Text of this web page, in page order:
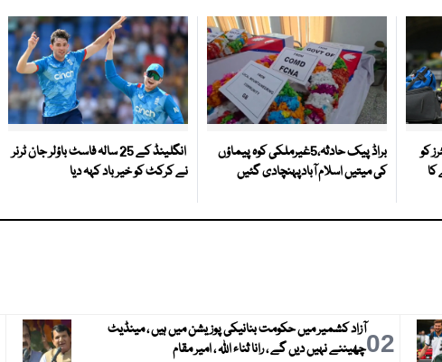
کو
کا
براڈ پیک حادثہ،5غیرملکی کوہ پیماؤں
کی میتیں اسلام آبادپہنچادی گئیں
انگلینڈ کے 25 سالہ فاسٹ باؤلر جان ٹرنر
نے کرکٹ کو خیر باد کہہ دیا
02آزاد کشمیر میں حکومت بنانیکی پوزیشن میں ہیں ، مینڈیٹ
چھیننے نہیں دیں گے ، رانا ثناء اللہ ، امیر مقام